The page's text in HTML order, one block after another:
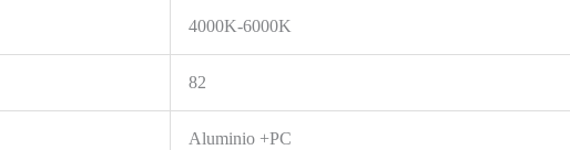
4000K-6000K
82
Aluminio +PC